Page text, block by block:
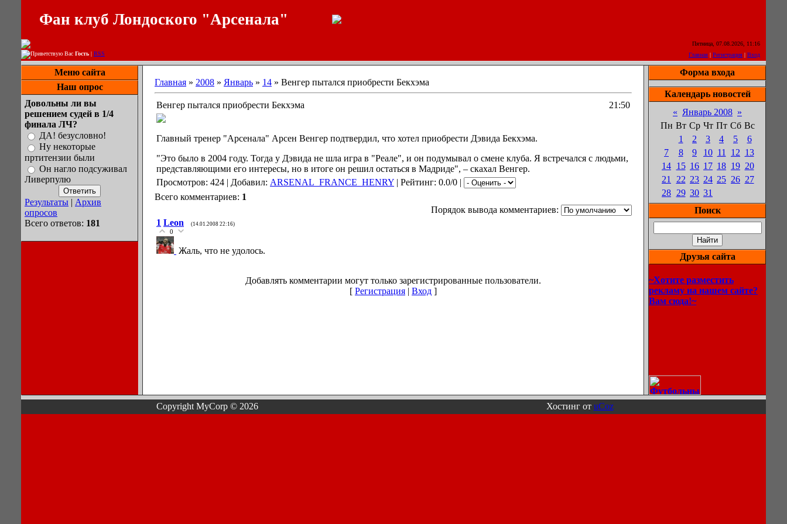
Фан клуб Лондоского "Арсенала"
Пятница, 07.08.2026, 11:16
Приветствую Вас Гость | RSS Главная | Регистрация | Вход
Меню сайта
Наш опрос
Довольны ли вы
решением судей в 1/4
финала ЛЧ?
ДА! безусловно!
Ну некоторые
пртитензии были
Он нагло подсуживал
Ливерпулю
Результаты | Архив
опросов
Всего ответов: 181
Главная » 2008 » Январь » 14 » Венгер пытался приобрести Бекхэма
Венгер пытался приобрести Бекхэма 21:50
Главный тренер "Арсенала" Арсен Венгер подтвердил, что хотел приобрести Дэвида Бекхэма.
"Это было в 2004 году. Тогда у Дэвида не шла игра в "Реале", и он подумывал о смене клуба. Я встречался с людьми,
представляющими его интересы, но в итоге он решил остаться в Мадриде", – скахал Венгер.
Просмотров: 424 | Добавил: ARSENAL_FRANCE_HENRY | Рейтинг: 0.0/0 |
Всего комментариев: 1
Порядок вывода комментариев:
1 Leon (14.01.2008 22:16)
0
Жаль, что не удолось.
Добавлять комментарии могут только зарегистрированные пользователи.
[ Регистрация | Вход ]
Форма входа
Календарь новостей
« Январь 2008 »
Пн Вт Ср Чт Пт Сб Вс
1
2 3 4 5
6
7
8 9 10 11 12 13
14 15 16 17 18 19 20
21
22 23 24 25 26 27
28 29 30 31
Поиск
Друзья сайта
~Хотите разместить
рекламу на нашем сайте?
Вам сюда!~
Copyright MyCorp © 2026 Хостинг от uCoz